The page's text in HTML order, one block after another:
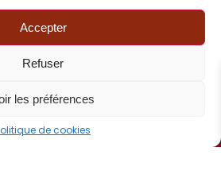
Accepter
Refuser
les préférences
de cookies
les actualités FCI
FCI